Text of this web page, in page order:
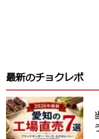
最新のチョクレポ